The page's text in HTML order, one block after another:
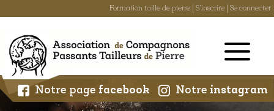
Formation taille de pierre S'inscrire Se connecter
content
Notre page facebook Notre instagram